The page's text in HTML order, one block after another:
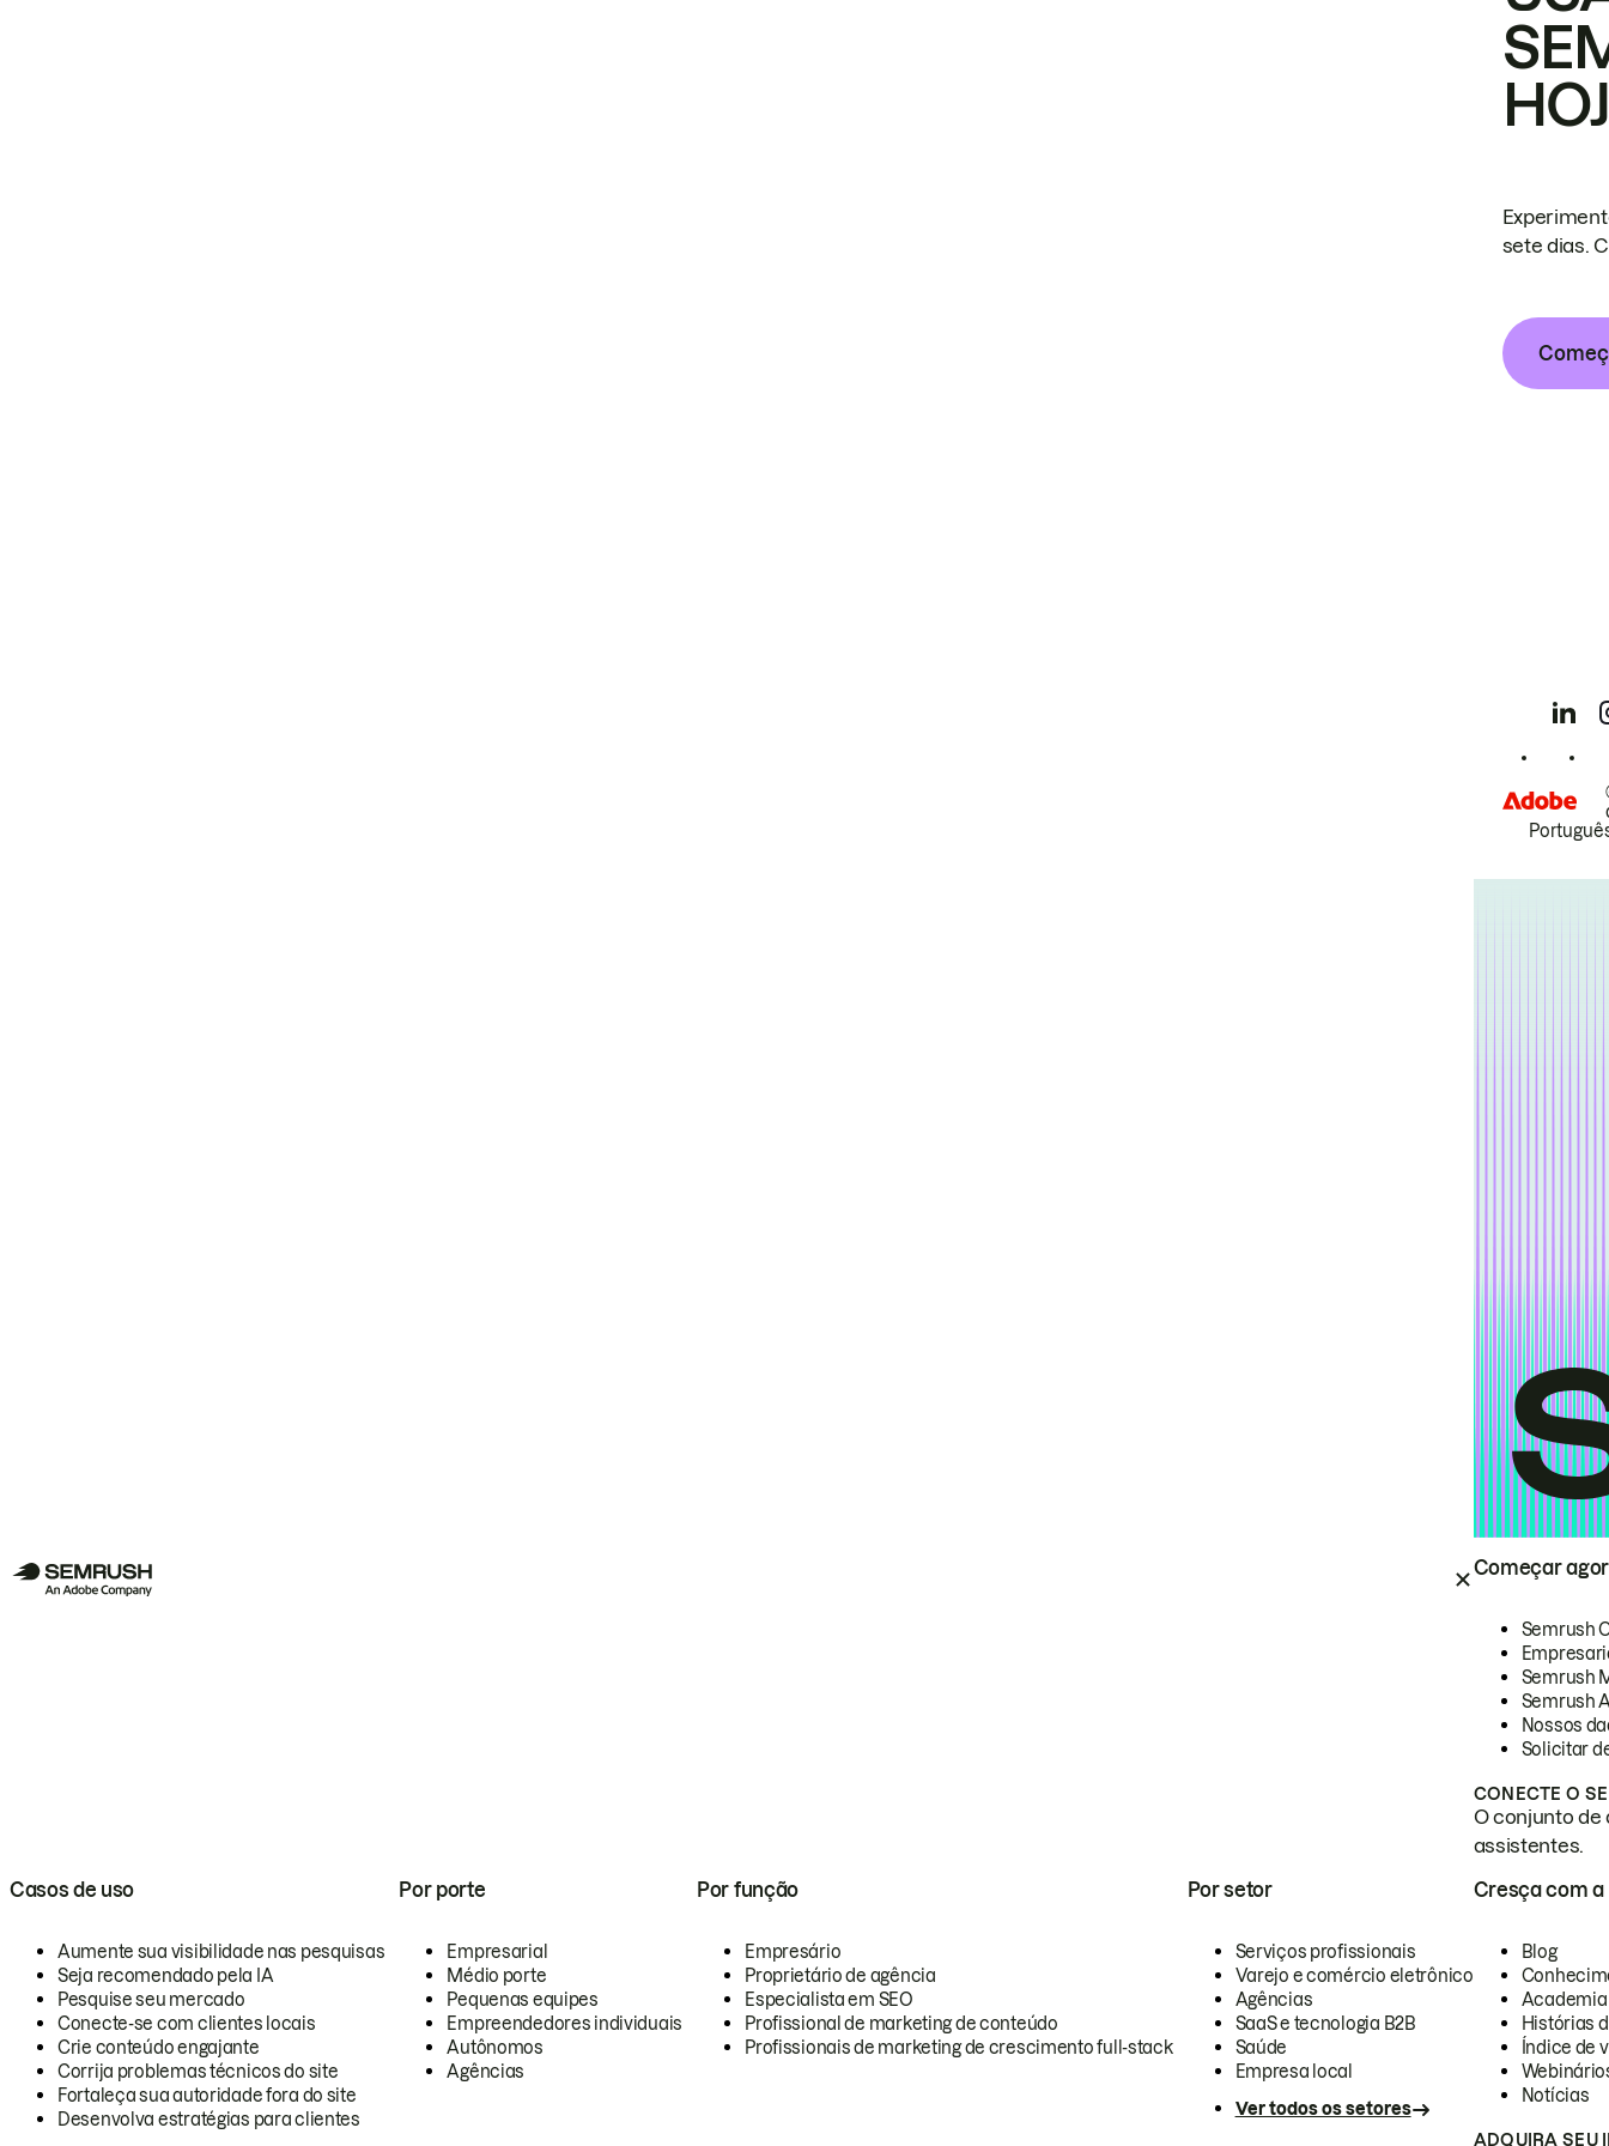
Começar
Semrush
Semrush
Semrush
Nossos
Solicitar
CONECTE O
O conjunto de
assistentes.
Casos de uso
Aumente sua visibilidade nas pesquisas
Seja recomendado pela IA
Pesquise seu mercado
Conecte-se com clientes locais
Crie conteúdo engajante
Corrija problemas técnicos do site
Fortaleça sua autoridade fora do site
Desenvolva estratégias para clientes
Por porte
Empresarial
Médio porte
Pequenas equipes
Empreendedores individuais
Autônomos
Agências
Por função
Empresário
Proprietário de agência
Especialista em SEO
Profissional de marketing de conteúdo
Profissionais de marketing de crescimento full-stack
Por setor
Serviços profissionais
Varejo e comércio eletrônico
Agências
SaaS e tecnologia B2B
Saúde
Empresa local
Ver todos os setores
Cresça com a
Blog
Academia
Histórias
Índice de
Notícias
ADQUIRA SEU
sete dias.